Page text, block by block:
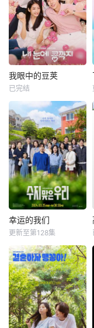
我眼中的豆荚
已完结
幸运的我们
更新至第128集